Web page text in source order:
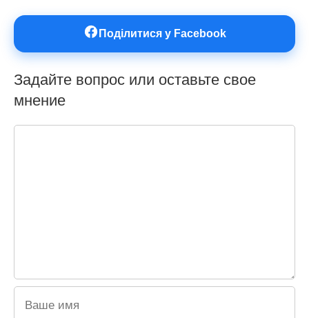
Поділитися у Facebook
Задайте вопрос или оставьте свое
мнение